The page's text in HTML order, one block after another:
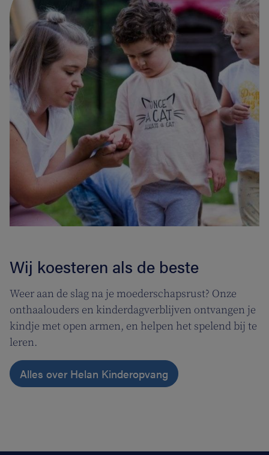
Wij koesteren als de beste
Weer aan de slag na je moederschapsrust? Onze
onthaalouders en kinderdagverblijven ontvangen je
kindje met open armen, en helpen het spelend bij te
leren.
Alles over Helan Kinderopvang